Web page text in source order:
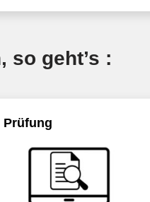
so geht’s :
Prüfung